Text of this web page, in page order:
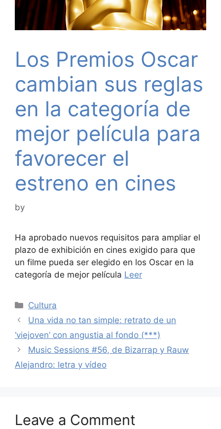
Los Premios Oscar
cambian sus reglas
en la categoría de
mejor película para
favorecer el
estreno en cines
by
Ha aprobado nuevos requisitos para ampliar el
plazo de exhibición en cines exigido para que
un filme pueda ser elegido en los Oscar en la
categoría de mejor película Leer
Categories
Cultura
Una vida no tan simple: retrato de un
‘viejoven’ con angustia al fondo (***)
Music Sessions #56, de Bizarrap y Rauw
Alejandro: letra y vídeo
Leave a Comment